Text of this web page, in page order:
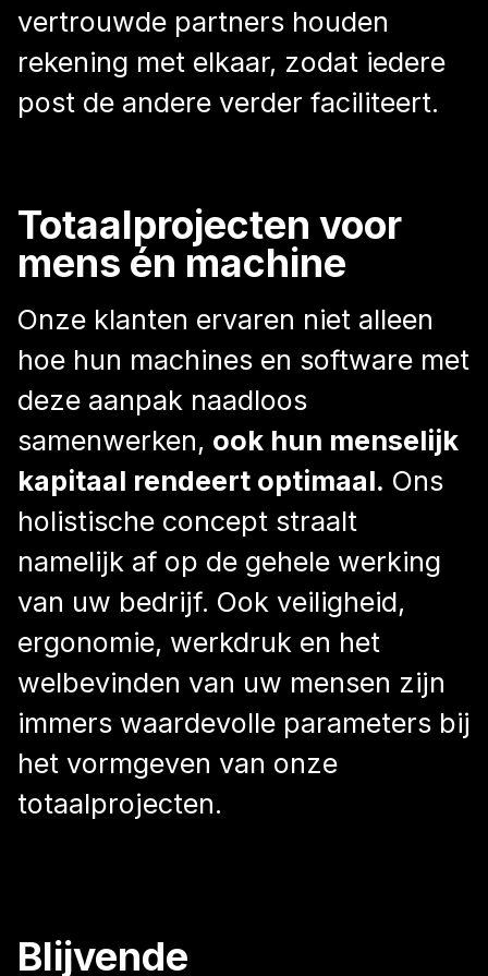
vertrouwde partners houden
rekening met elkaar, zodat iedere
post de andere verder faciliteert.
Totaalprojecten voor
mens én machine
Onze klanten ervaren niet alleen
hoe hun machines en software met
deze aanpak naadloos
samenwerken, ook hun menselijk
kapitaal rendeert optimaal. Ons
holistische concept straalt
namelijk af op de gehele werking
van uw bedrijf. Ook veiligheid,
ergonomie, werkdruk en het
welbevinden van uw mensen zijn
immers waardevolle parameters bij
het vormgeven van onze
totaalprojecten.
Blijvende